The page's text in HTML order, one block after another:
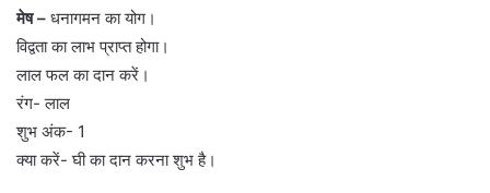
मेष – धनागमन का योग।
विद्वता का लाभ प्राप्त होगा।
लाल फल का दान करें।
रंग- लाल
शुभ अंक- 1
क्या करें- घी का दान करना शुभ है।